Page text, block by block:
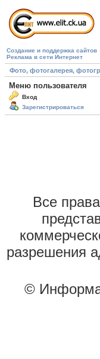
Создание и поддержка сайтов
Реклама в сети Интернет
Фото, фотогалерея,
Меню пользователя
Вход
Зарегистрироваться
Все
разрешения
©